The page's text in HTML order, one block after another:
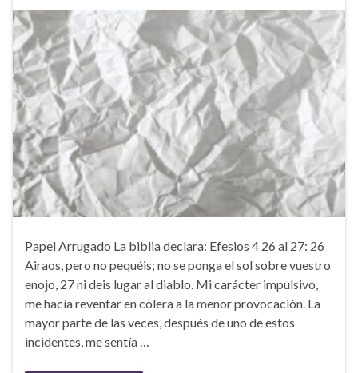
Papel Arrugado La biblia declara: Efesios 4 26 al 27: 26
Airaos, pero no pequéis; no se ponga el sol sobre vuestro
enojo, 27 ni deis lugar al diablo. Mi carácter impulsivo,
me hacía reventar en cólera a la menor provocación. La
mayor parte de las veces, después de uno de estos
incidentes, me sentía …